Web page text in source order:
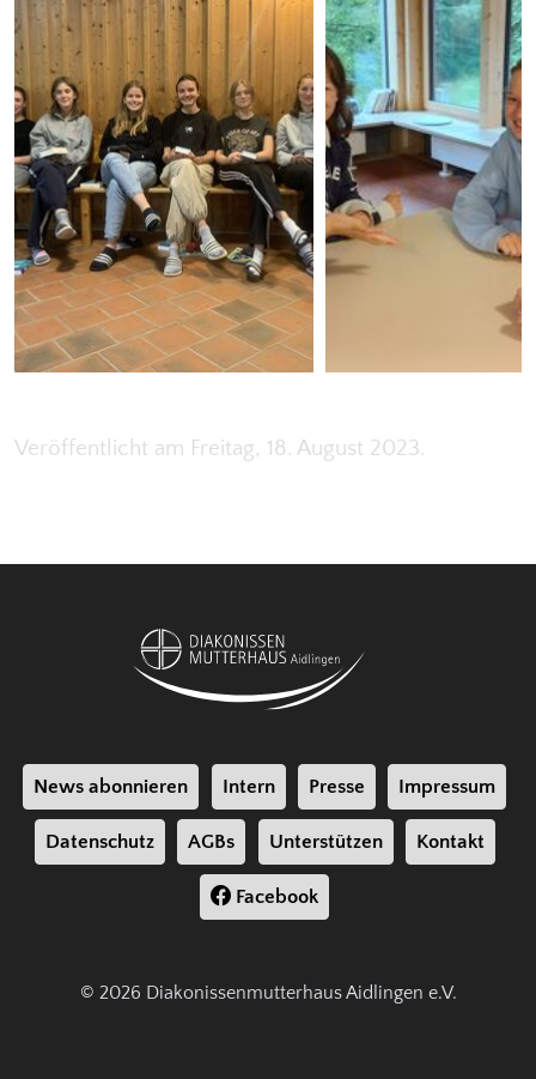
Veröffentlicht am Freitag, 18. August 2023.
News abonnieren Intern Presse Impressum
Datenschutz AGBs Unterstützen Kontakt
Facebook
© 2026 Diakonissenmutterhaus Aidlingen e.V.